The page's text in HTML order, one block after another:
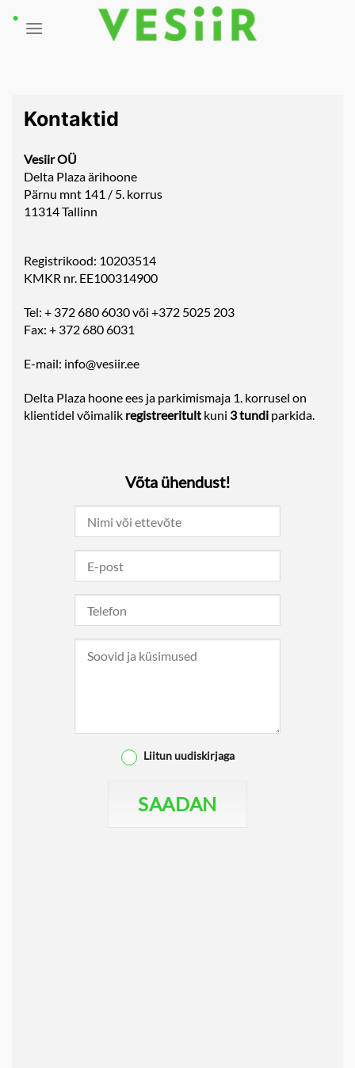
Kontaktid
Vesiir OÜ
Delta Plaza ärihoone
Pärnu mnt 141 / 5. korrus
11314 Tallinn
Registrikood: 10203514
KMKR nr. EE100314900
Tel: + 372 680 6030 või +372 5025 203
Fax: + 372 680 6031
E-mail: info@vesiir.ee
Delta Plaza hoone ees ja parkimismaja 1. korrusel on
klientidel võimalik registreeritult kuni 3 tundi parkida.
Võta ühendust!
Liitun uudiskirjaga
SAADAN